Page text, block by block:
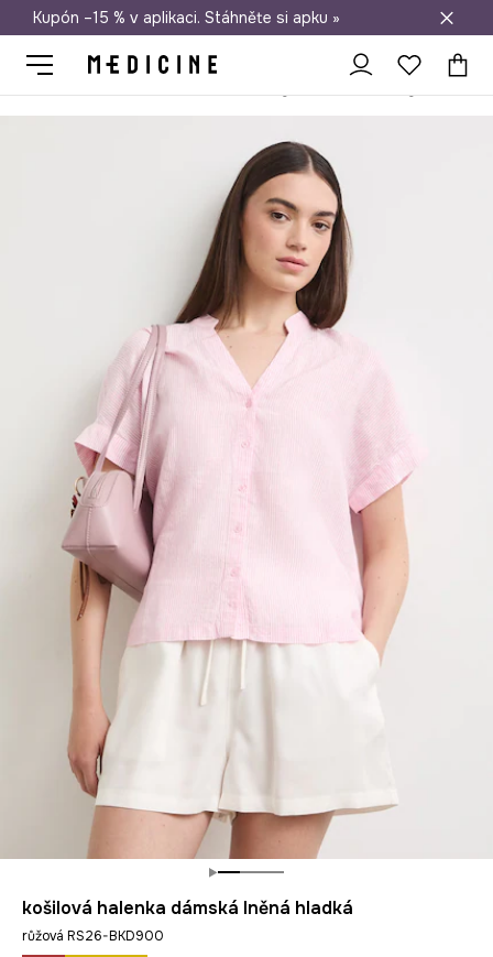
Doprava zdarma při nákupu nad 1 200 Kč
Kupón –15 % v aplikaci. Stáhněte si apku »
košilová halenka dámská lněná hladká
růžová RS26-BKD900